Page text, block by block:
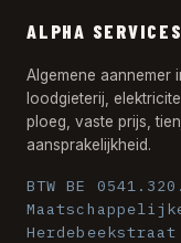
ALPHA
Algemene aannemer
loodgieterij,
ploeg, vaste prijs,
aansprakelijkheid.
BTW BE